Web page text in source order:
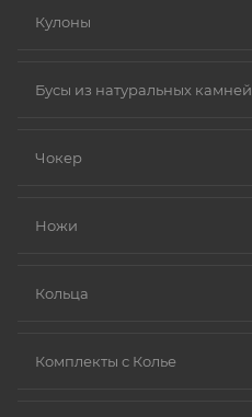
Кулоны
Бусы из натуральных камней
Чокер
Ножи
Кольца
Комплекты с Колье